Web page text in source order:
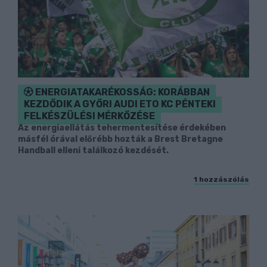
ENERGIATAKARÉKOSSÁG: KORÁBBAN
KEZDŐDIK A GYŐRI AUDI ETO KC PÉNTEKI
FELKÉSZÜLÉSI MÉRKŐZÉSE
Az energiaellátás tehermentesítése érdekében
másfél órával előrébb hozták a Brest Bretagne
Handball elleni találkozó kezdését.
1 hozzászólás